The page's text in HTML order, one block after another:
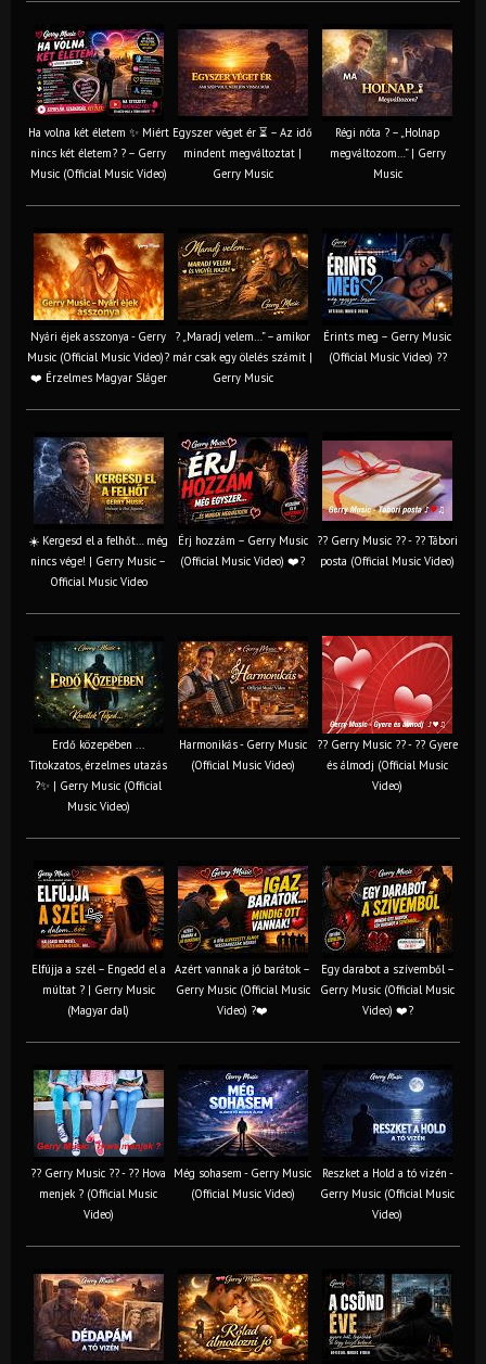
Ha volna két életem ✨ Miért
nincs két életem? ? – Gerry
Music (Official Music Video)
Egyszer véget ér ⏳ – Az idő
mindent megváltoztat |
Gerry Music
Régi nóta ? – „Holnap
megváltozom…” | Gerry
Music
Nyári éjek asszonya - Gerry
Music (Official Music Video)?
❤️ Érzelmes Magyar Sláger
? „Maradj velem…” – amikor
már csak egy ölelés számít |
Gerry Music
Érints meg – Gerry Music
(Official Music Video) ??
☀️ Kergesd el a felhőt… még
nincs vége! | Gerry Music –
Official Music Video
Érj hozzám – Gerry Music
(Official Music Video) ❤️?
?? Gerry Music ?? - ?? Tábori
posta (Official Music Video)
Erdő közepében ...
Titokzatos, érzelmes utazás
?✨ | Gerry Music (Official
Music Video)
Harmonikás - Gerry Music
(Official Music Video)
?? Gerry Music ?? - ?? Gyere
és álmodj (Official Music
Video)
Elfújja a szél – Engedd el a
múltat ? | Gerry Music
(Magyar dal)
Azért vannak a jó barátok –
Gerry Music (Official Music
Video) ?❤️
Egy darabot a szívemből –
Gerry Music (Official Music
Video) ❤️?
?? Gerry Music ?? - ?? Hova
menjek ? (Official Music
Video)
Még sohasem - Gerry Music
(Official Music Video)
Reszket a Hold a tó vizén -
Gerry Music (Official Music
Video)